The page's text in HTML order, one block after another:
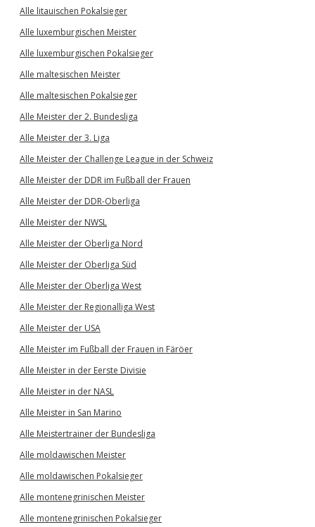
Alle litauischen Pokalsieger
Alle luxemburgischen Meister
Alle luxemburgischen Pokalsieger
Alle maltesischen Meister
Alle maltesischen Pokalsieger
Alle Meister der 2. Bundesliga
Alle Meister der 3. Liga
Alle Meister der Challenge League in der Schweiz
Alle Meister der DDR im Fußball der Frauen
Alle Meister der DDR-Oberliga
Alle Meister der NWSL
Alle Meister der Oberliga Nord
Alle Meister der Oberliga Süd
Alle Meister der Oberliga West
Alle Meister der Regionalliga West
Alle Meister der USA
Alle Meister im Fußball der Frauen in Färöer
Alle Meister in der Eerste Divisie
Alle Meister in der NASL
Alle Meister in San Marino
Alle Meistertrainer der Bundesliga
Alle moldawischen Meister
Alle moldawischen Pokalsieger
Alle montenegrinischen Meister
Alle montenegrinischen Pokalsieger